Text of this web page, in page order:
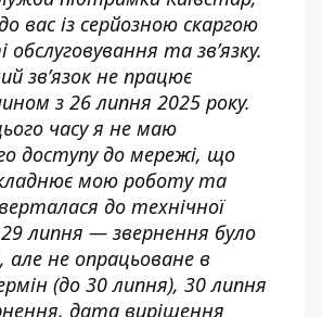
вас із серйозною скаргою
та зв’язку.
зв’язок не працює
з 26 липня 2025 року.
часу я не маю
доступу до мережі, що
мою роботу та
до технічної
липня — звернення було
але не опрацьоване в
(до 30 липня), 30 липня
дата вирішення